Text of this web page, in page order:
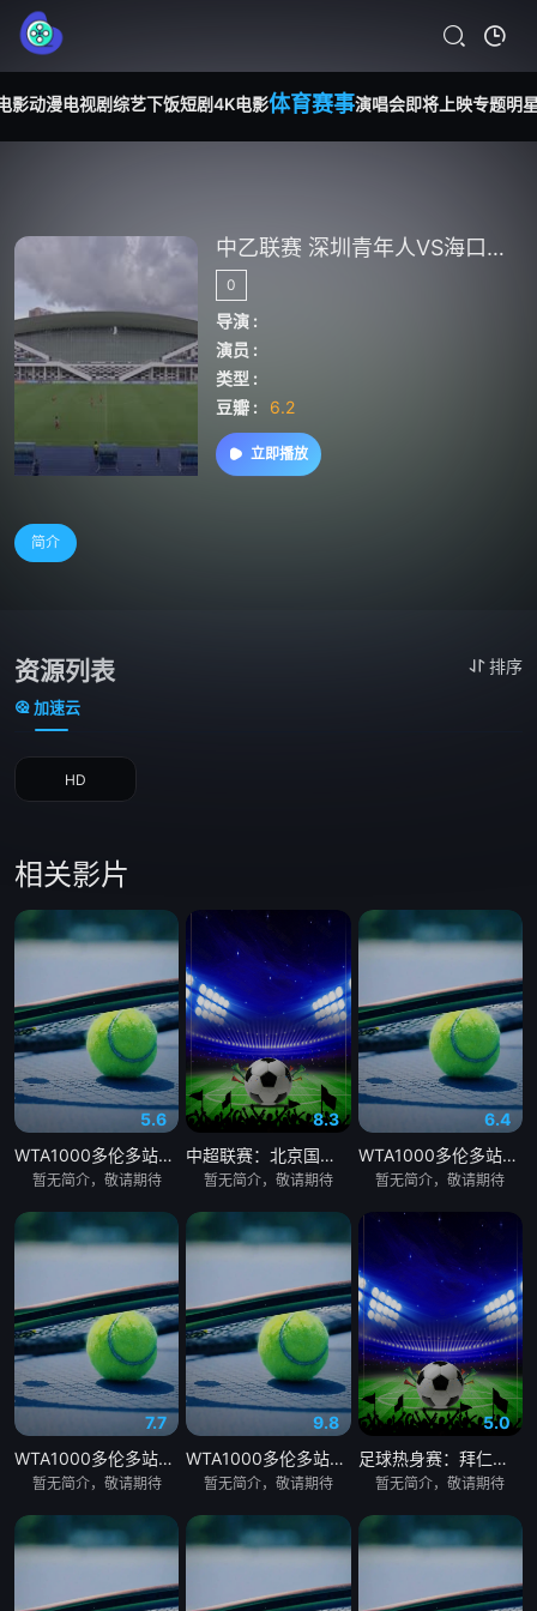
影动漫电视剧综艺下饭短剧4K电影体育赛事演唱会即将上映专题明
中乙联赛 深圳青年人VS海口名城尚南堂 20240720
0
导演 :
演员 :
类型 :
豆瓣 :
6.2
立即播放
简介
资源列表 排序
加速云
HD
相关影片
5.6
WTA1000多伦多站女单第三轮：格鲁比奇VS斯瓦泰克
暂无简介，敬请期待
8.3
中超联赛：北京国安VS深圳新鹏城20260807
暂无简介，敬请期待
6.4
WTA1000多伦多站女单第三轮：佩古拉VS拉克西莫娃
暂无简介，敬请期待
7.7
WTA1000多伦多站女单第三轮：斯维托丽娜VS波塔波娃
暂无简介，敬请期待
9.8
WTA1000多伦多站女单第三轮：萨巴伦卡VS张帅
暂无简介，敬请期待
5.0
足球热身赛：拜仁慕尼黑VS阿斯顿维拉20260807
暂无简介，敬请期待